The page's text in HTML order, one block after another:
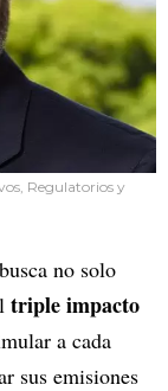
Regulatorios y
no solo
triple impacto
a cada
sus emisiones